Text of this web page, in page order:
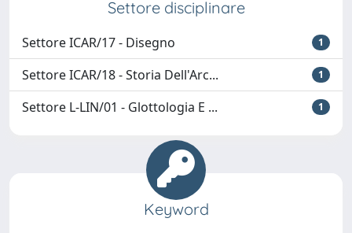
Settore disciplinare
Settore ICAR/17 - Disegno 1
Settore ICAR/18 - Storia Dell'Arc... 1
Settore L-LIN/01 - Glottologia E ... 1
Keyword